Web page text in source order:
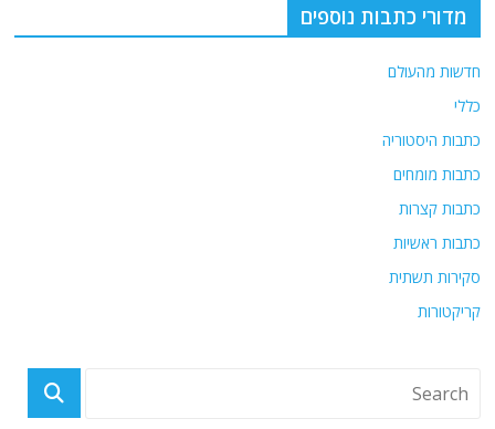
p
o מדורי כתבות נוספים
חדשות מהעולם
כללי
כתבות היסטוריה
כתבות מומחים
כתבות קצרות
כתבות ראשיות
סקירות תשתית
קריקטורות